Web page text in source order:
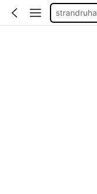
strandruha